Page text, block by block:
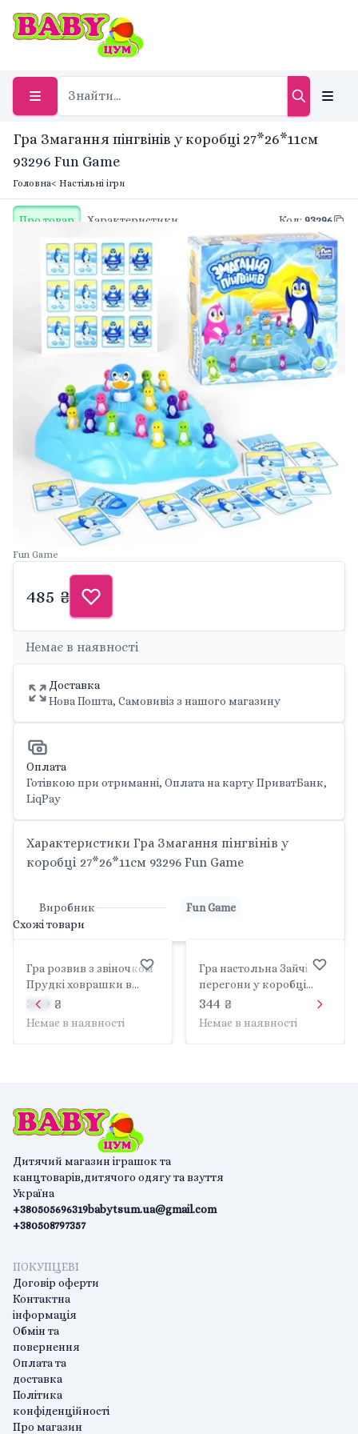
Гра Змагання пінгвінів у коробці 27*26*11см
93296 Fun Game
Головна< Настільні ігри
Про товар Характеристики Код: 93296
Fun Game
485 ₴
Немає в наявності
Доставка
Нова Пошта, Самовивіз з нашого магазину
Оплата
Готівкою при отриманні, Оплата на карту ПриватБанк,
LiqPay
Характеристики Гра Змагання пінгвінів у
коробці 27*26*11см 93296 Fun Game
Виробник
Fun Game
Схожі товари
Гра розвив з звіночком
Прудкі ховрашки в
коробці 27*28*5,5 см
79026 Fun Game
360 ₴
Немає в наявності
Гра настольна Зайчі
перегони у коробці
26*26*11см 7229 Fun
Game
344 ₴
Немає в наявності
Дитячий магазин іграшок та
канцтоварів,дитячого одягу та взуття
Україна
+380505696319
+380508797357
babytsum.ua@gmail.com
ПОКУПЦЕВІ
Договір оферти
Контактна
інформація
Обмін та
повернення
Оплата та
доставка
Політика
конфіденційності
Про магазин